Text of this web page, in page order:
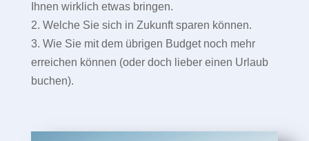
Ihnen wirklich etwas bringen.
2. Welche Sie sich in Zukunft sparen können.
3. Wie Sie mit dem übrigen Budget noch mehr
erreichen können (oder doch lieber einen Urlaub
buchen).